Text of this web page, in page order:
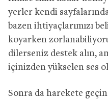
yerler kendi
bazen ihtiyaçlarımızı
koyarken
dilerseniz destek alın,
içinizden yükselen ses
Sonra da harekete